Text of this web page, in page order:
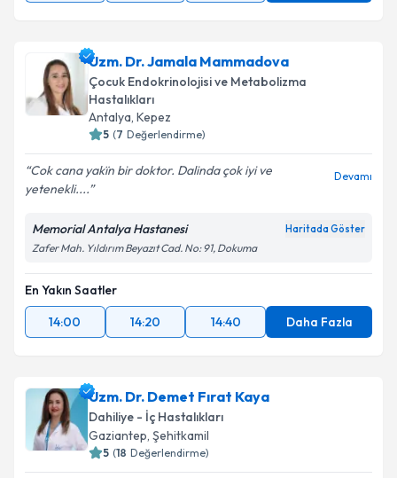
Uzm. Dr. Jamala Mammadova
Çocuk Endokrinolojisi ve Metabolizma
Hastalıkları
Antalya, Kepez
5 (7 Değerlendirme)
Cok cana yakïn bir doktor. Dalinda çok iyi ve
yetenekli....
Devamı
Memorial Antalya Hastanesi Haritada Göster
Zafer Mah. Yıldırım Beyazıt Cad. No: 91, Dokuma
En Yakın Saatler
14:00
14:20 14:40 Daha Fazla
Uzm. Dr. Demet Fırat Kaya
Dahiliye - İç Hastalıkları
Gaziantep, Şehitkamil
5 (18 Değerlendirme)